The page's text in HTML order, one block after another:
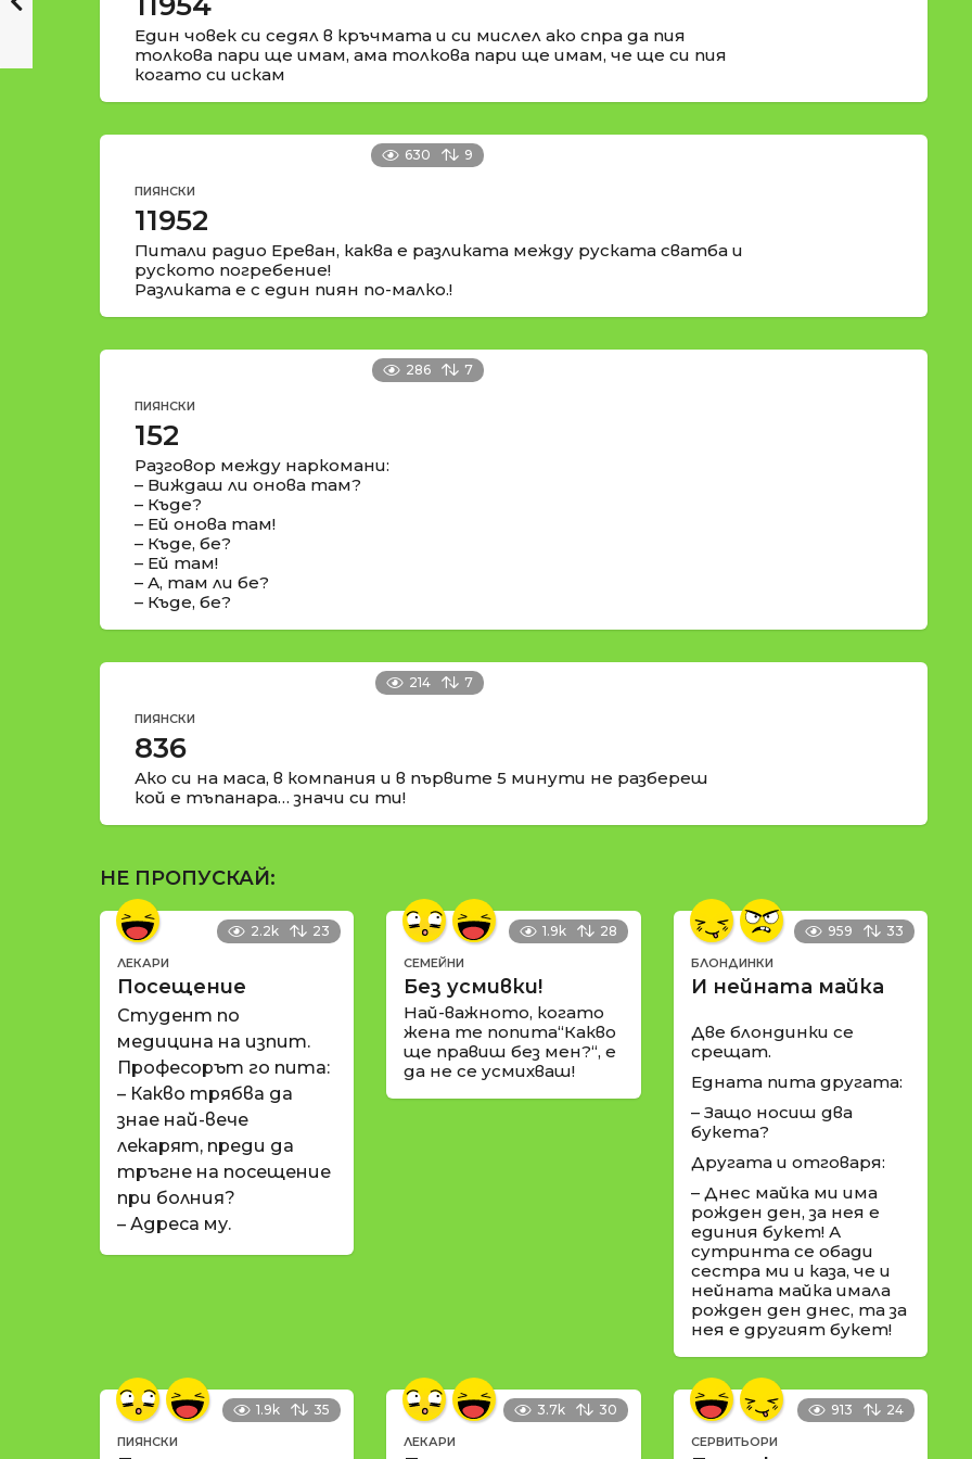
Един човек си седял в кръчмата и си мислел ако спра да пия
толкова пари ще имам, ама толкова пари ще имам, че ще си пия
когато си искам
630 9
ПИЯНСКИ
11952
Питали радио Ереван, каква е разликата между руската сватба и
руското погребение!
Разликата е с един пиян по-малко.!
286 7
ПИЯНСКИ
152
Разговор между наркомани:
– Виждаш ли онова там?
– Къде?
– Ей онова там!
– Къде, бе?
– Ей там!
– А, там ли бе?
– Къде, бе?
214 7
ПИЯНСКИ
836
Ако си на маса, в компания и в първите 5 минути не разбереш
кой е тъпанара… значи си ти!
НЕ ПРОПУСКАЙ:
2.2k 23
ЛЕКАРИ
Посещение
Студент по
медицина на изпит.
Професорът го пита:
– Какво трябва да
знае най-вече
лекарят, преди да
тръгне на посещение
при болния?
– Адреса му.
1.9k 28
СЕМЕЙНИ
Без усмивки!
Най-важното, когато
жена те попита“Какво
ще правиш без мен?“, е
да не се усмихваш!
959 33
БЛОНДИНКИ
И нейната майка
Две блондинки се
срещат.
Едната пита другата:
– Защо носиш два
букета?
Другата и отговаря:
– Днес майка ми има
рожден ден, за нея е
единия букет! А
сутринта се обади
сестра ми и каза, че и
нейната майка имала
рожден ден днес, та за
нея е другият букет!
1.9k 35
ПИЯНСКИ
3.7k 30
ЛЕКАРИ
913 24
СЕРВИТЬОРИ